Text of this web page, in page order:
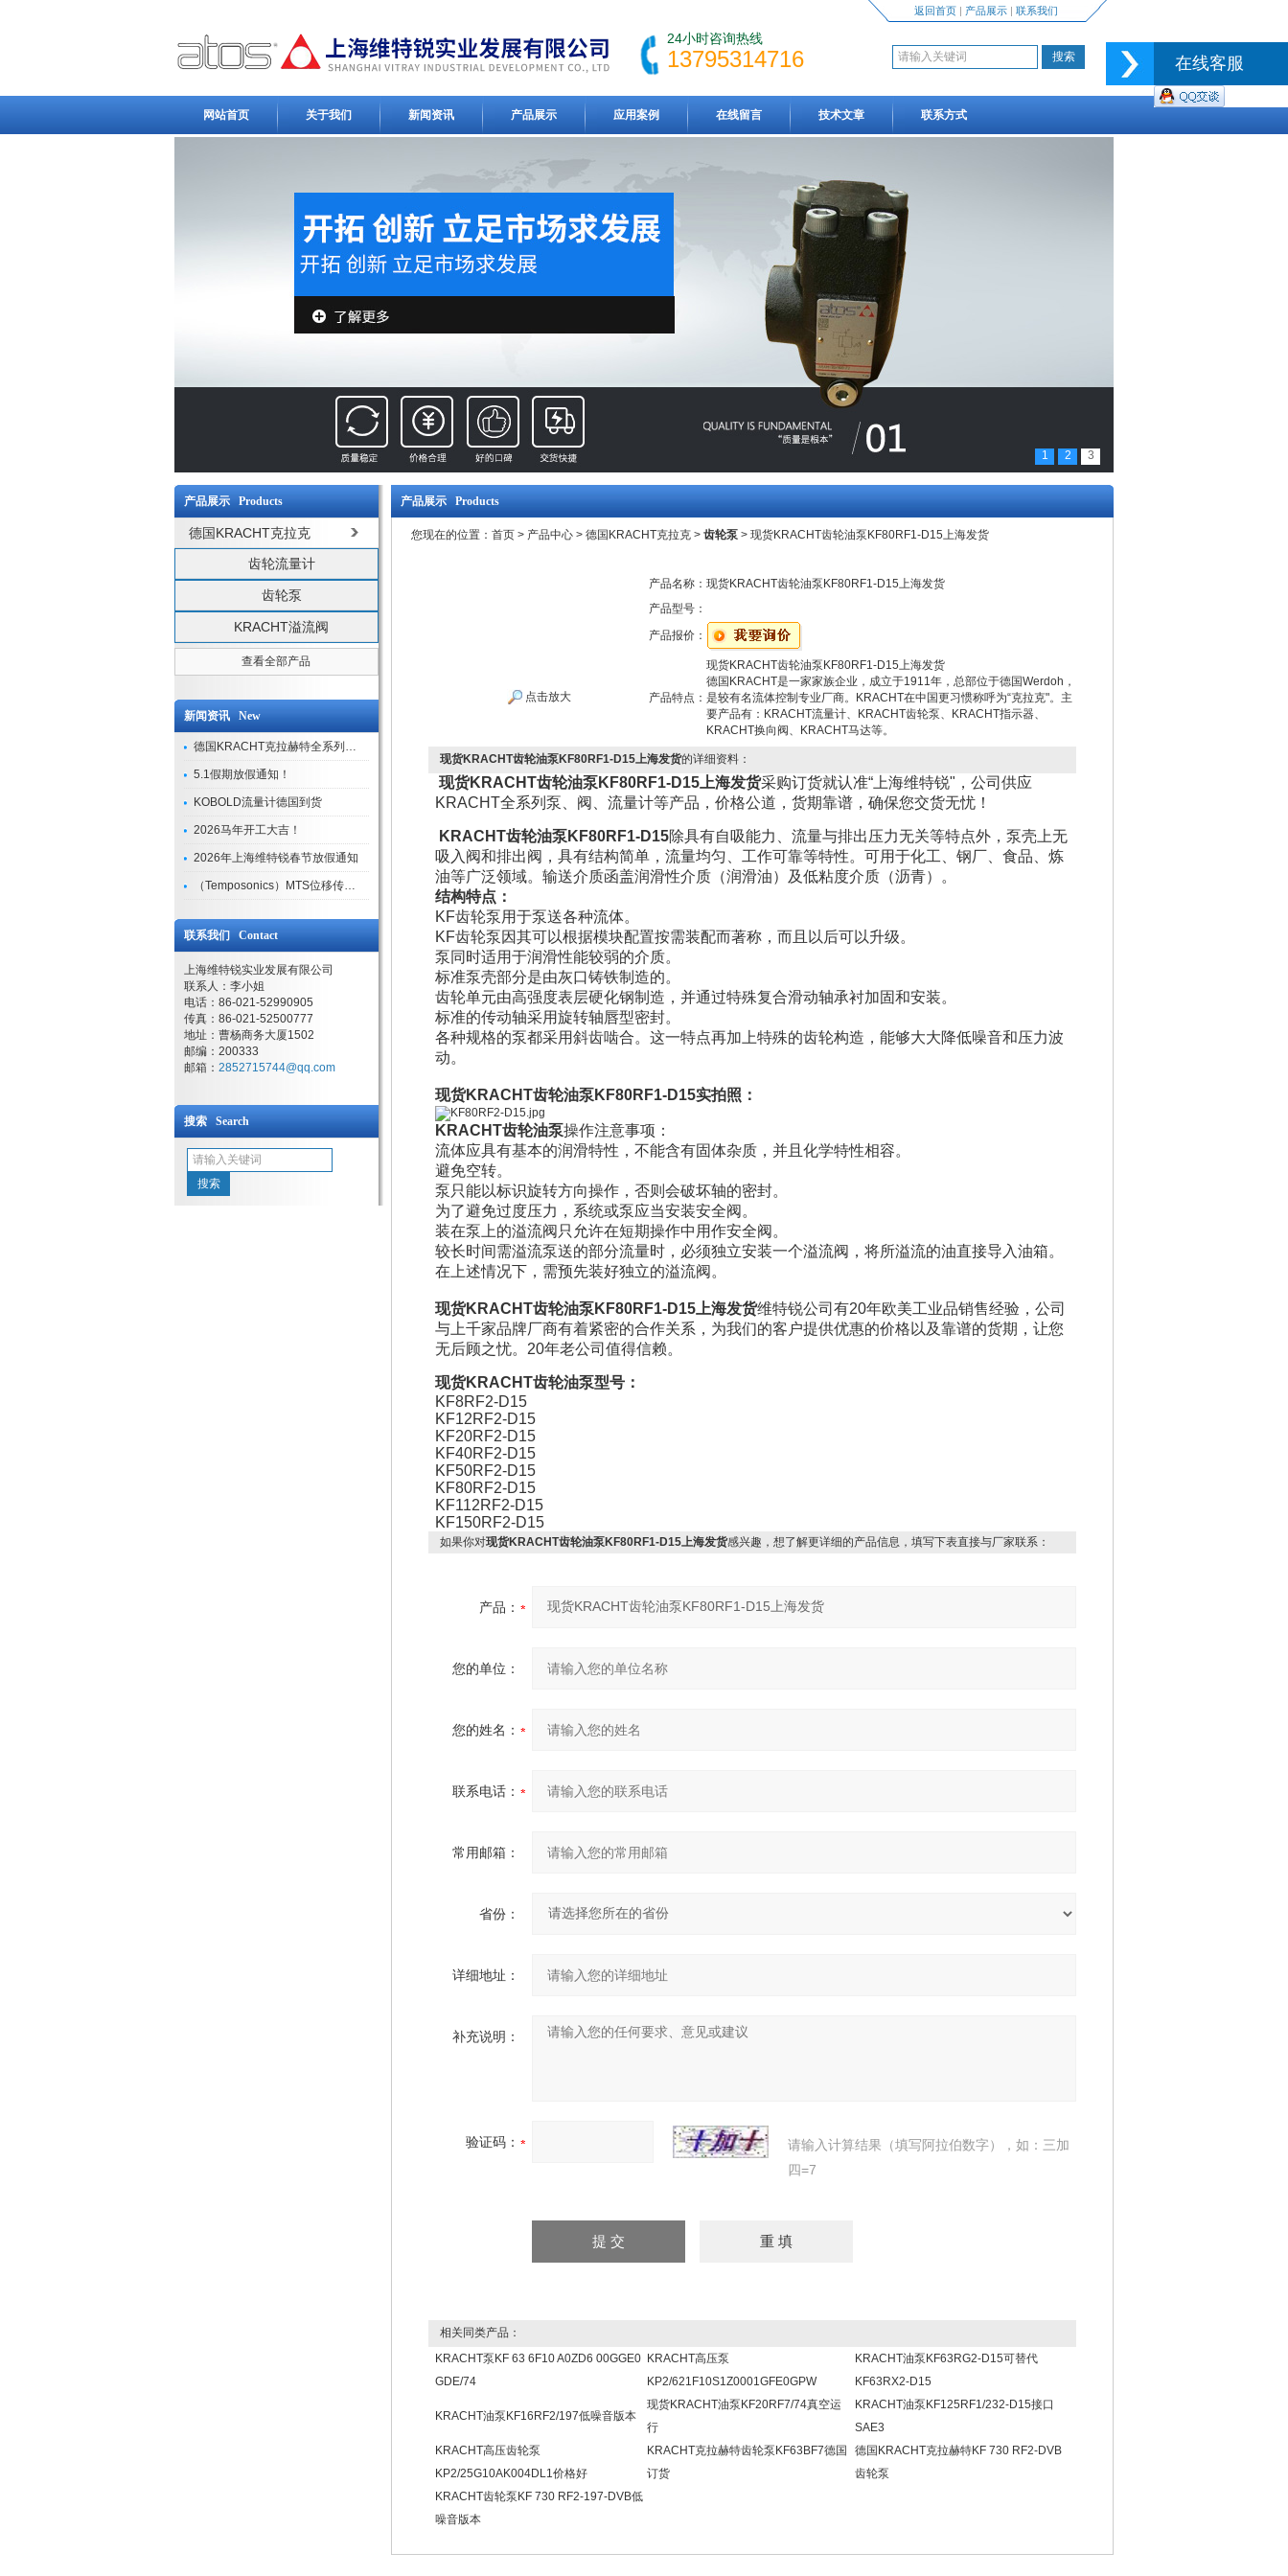
返回首页| 产品展示| 联系我们
24小时咨询热线
13795314716
网站首页 关于我们 新闻资讯 产品展示 应用案例 在线留言 技术文章 联系方式
1 2 3
产品展示 Products
德国KRACHT克拉克
齿轮流量计
齿轮泵
KRACHT溢流阀
查看全部产品
新闻资讯 New
德国KRACHT克拉赫特全系列现货库存
5.1假期放假通知！
KOBOLD流量计德国到货
2026马年开工大吉！
2026年上海维特锐春节放假通知
（Temposonics）MTS位移传感器现货库存型号
联系我们 Contact
上海维特锐实业发展有限公司
联系人：李小姐
电话：86-021-52990905
传真：86-021-52500777
地址：曹杨商务大厦1502
邮编：200333
邮箱： 2852715744@qq.com
搜索 Search
产品展示 Products
您现在的位置： 首页 > 产品中心 > 德国KRACHT克拉克 > 齿轮泵 > 现货KRACHT齿轮油泵KF80RF1-D15上海发货
点击放大
产品名称： 现货KRACHT齿轮油泵KF80RF1-D15上海发货
产品型号：
产品报价：
产品特点：
现货KRACHT齿轮油泵KF80RF1-D15上海发货
德国KRACHT是一家家族企业，成立于1911年，总部位于德国Werdoh，
是较有名流体控制专业厂商。KRACHT在中国更习惯称呼为“克拉克"。主
要产品有：KRACHT流量计、KRACHT齿轮泵、KRACHT指示器、
KRACHT换向阀、KRACHT马达等。
现货KRACHT齿轮油泵KF80RF1-D15上海发货的详细资料：
现货KRACHT齿轮油泵KF80RF1-D15上海发货采购订货就认准“上海维特锐"，公司供应
KRACHT全系列泵、阀、流量计等产品，价格公道，货期靠谱，确保您交货无忧！
KRACHT齿轮油泵KF80RF1-D15除具有自吸能力、流量与排出压力无关等特点外，泵壳上无
吸入阀和排出阀，具有结构简单，流量均匀、工作可靠等特性。可用于化工、钢厂、食品、炼
油等广泛领域。输送介质函盖润滑性介质（润滑油）及低粘度介质（沥青）。
结构特点：
KF齿轮泵用于泵送各种流体。
KF齿轮泵因其可以根据模块配置按需装配而著称，而且以后可以升级。
泵同时适用于润滑性能较弱的介质。
标准泵壳部分是由灰口铸铁制造的。
齿轮单元由高强度表层硬化钢制造，并通过特殊复合滑动轴承衬加固和安装。
标准的传动轴采用旋转轴唇型密封。
各种规格的泵都采用斜齿啮合。这一特点再加上特殊的齿轮构造，能够大大降低噪音和压力波
动。
现货KRACHT齿轮油泵KF80RF1-D15实拍照：
KRACHT齿轮油泵操作注意事项：
流体应具有基本的润滑特性，不能含有固体杂质，并且化学特性相容。
避免空转。
泵只能以标识旋转方向操作，否则会破坏轴的密封。
为了避免过度压力，系统或泵应当安装安全阀。
装在泵上的溢流阀只允许在短期操作中用作安全阀。
较长时间需溢流泵送的部分流量时，必须独立安装一个溢流阀，将所溢流的油直接导入油箱。
在上述情况下，需预先装好独立的溢流阀。
现货KRACHT齿轮油泵KF80RF1-D15上海发货维特锐公司有20年欧美工业品销售经验，公司
与上千家品牌厂商有着紧密的合作关系，为我们的客户提供优惠的价格以及靠谱的货期，让您
无后顾之忧。20年老公司值得信赖。
现货KRACHT齿轮油泵型号：
KF8RF2-D15
KF12RF2-D15
KF20RF2-D15
KF40RF2-D15
KF50RF2-D15
KF80RF2-D15
KF112RF2-D15
KF150RF2-D15
如果你对现货KRACHT齿轮油泵KF80RF1-D15上海发货感兴趣，想了解更详细的产品信息，填写下表直接与厂家联系：
产品：
您的单位：
您的姓名：
联系电话：
常用邮箱：
省份：
详细地址：
补充说明：
验证码：
请输入计算结果（填写阿拉伯数字），如：三加
四=7
相关同类产品：
KRACHT泵KF 63 6F10 A0ZD6 00GGE0
GDE/74
KRACHT高压泵
KP2/621F10S1Z0001GFE0GPW
KRACHT油泵KF63RG2-D15可替代
KF63RX2-D15
KRACHT油泵KF16RF2/197低噪音版本
现货KRACHT油泵KF20RF7/74真空运
行
KRACHT油泵KF125RF1/232-D15接口
SAE3
KRACHT高压齿轮泵
KP2/25G10AK004DL1价格好
KRACHT克拉赫特齿轮泵KF63BF7德国
订货
德国KRACHT克拉赫特KF 730 RF2-DVB
齿轮泵
KRACHT齿轮泵KF 730 RF2-197-DVB低
噪音版本
在线客服